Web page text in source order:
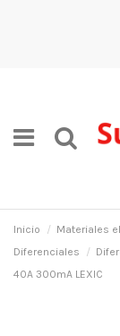
Inicio Materiales
Diferenciales
40A 300mA LEXIC